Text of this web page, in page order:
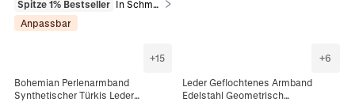
Spitze 1% Bestseller
In Schmuckverpackung & Präsentation
Anpassbar
+15
Bohemian Perlenarmband
Synthetischer Türkis Leder
+6
Leder Geflochtenes Armband
Edelstahl Geometrisch